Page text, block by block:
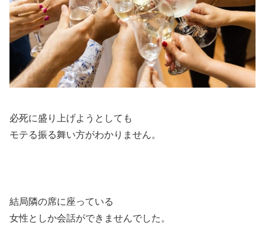
必死に盛り上げようとしても
モテる振る舞い方がわかりません。
結局隣の席に座っている
女性としか会話ができませんでした。